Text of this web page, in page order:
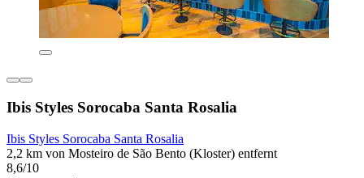
Ibis Styles Sorocaba Santa Rosalia
Ibis Styles Sorocaba Santa Rosalia
2,2 km von Mosteiro de São Bento (Kloster) entfernt
8,6/10